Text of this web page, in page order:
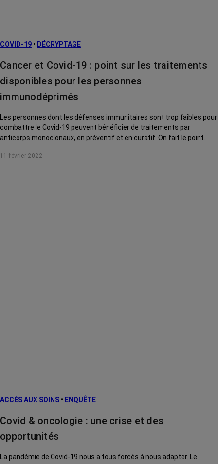
COVID-19 • DÉCRYPTAGE
Cancer et Covid-19 : point sur les traitements
disponibles pour les personnes
immunodéprimés
Les personnes dont les défenses immunitaires sont trop faibles pour
combattre le Covid-19 peuvent bénéficier de traitements par
anticorps monoclonaux, en préventif et en curatif. On fait le point.
11 février 2022
ACCÈS AUX SOINS • ENQUÊTE
Covid & oncologie : une crise et des
opportunités
La pandémie de Covid-19 nous a tous forcés à nous adapter. Le